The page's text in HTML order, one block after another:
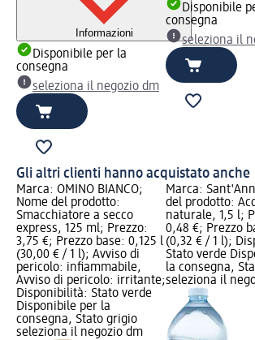
Informazioni
Disponibile per la
consegna
seleziona il negozio dm
Disponibile
consegna
seleziona il
Gli altri clienti hanno acquistato anche
Marca: OMINO BIANCO;
Nome del prodotto:
Smacchiatore a secco
express, 125 ml; Prezzo:
3,75 €; Prezzo base: 0,125 l
(30,00 € / 1 l); Avviso di
pericolo: infiammabile,
Avviso di pericolo: irritante;
Disponibilità: Stato verde
Disponibile per la
consegna, Stato grigio
seleziona il negozio dm
Marca:
del prodotto:
naturale, 1,5 l;
0,48 €; Prezzo
(0,32 € / 1 l);
Stato verde
la consegna,
seleziona il